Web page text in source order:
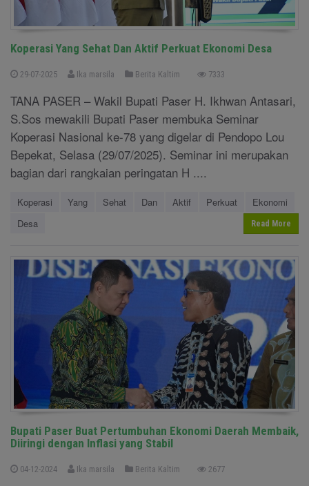
Koperasi Yang Sehat Dan Aktif Perkuat Ekonomi Desa
29-07-2025 Ika marsila Berita Kaltim 7333
TANA PASER – Wakil Bupati Paser H. Ikhwan Antasari,
S.Sos mewakili Bupati Paser membuka Seminar
Koperasi Nasional ke-78 yang digelar di Pendopo Lou
Bepekat, Selasa (29/07/2025). Seminar ini merupakan
bagian dari rangkaian peringatan H ....
Koperasi Yang Sehat Dan Aktif Perkuat
Ekonomi
Desa
Read More
Bupati Paser Buat Pertumbuhan Ekonomi Daerah Membaik,
Diiringi dengan Inflasi yang Stabil
04-12-2024 Ika marsila Berita Kaltim 2677